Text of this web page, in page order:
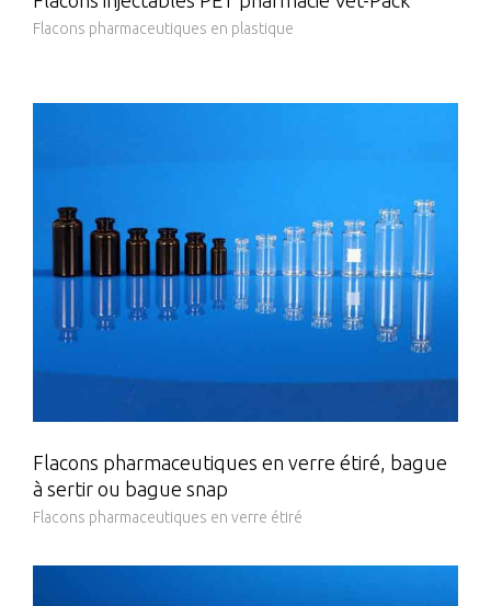
Flacons pharmaceutiques en plastique
Flacons pharmaceutiques en verre étiré, bague
à sertir ou bague snap
Flacons pharmaceutiques en verre étiré